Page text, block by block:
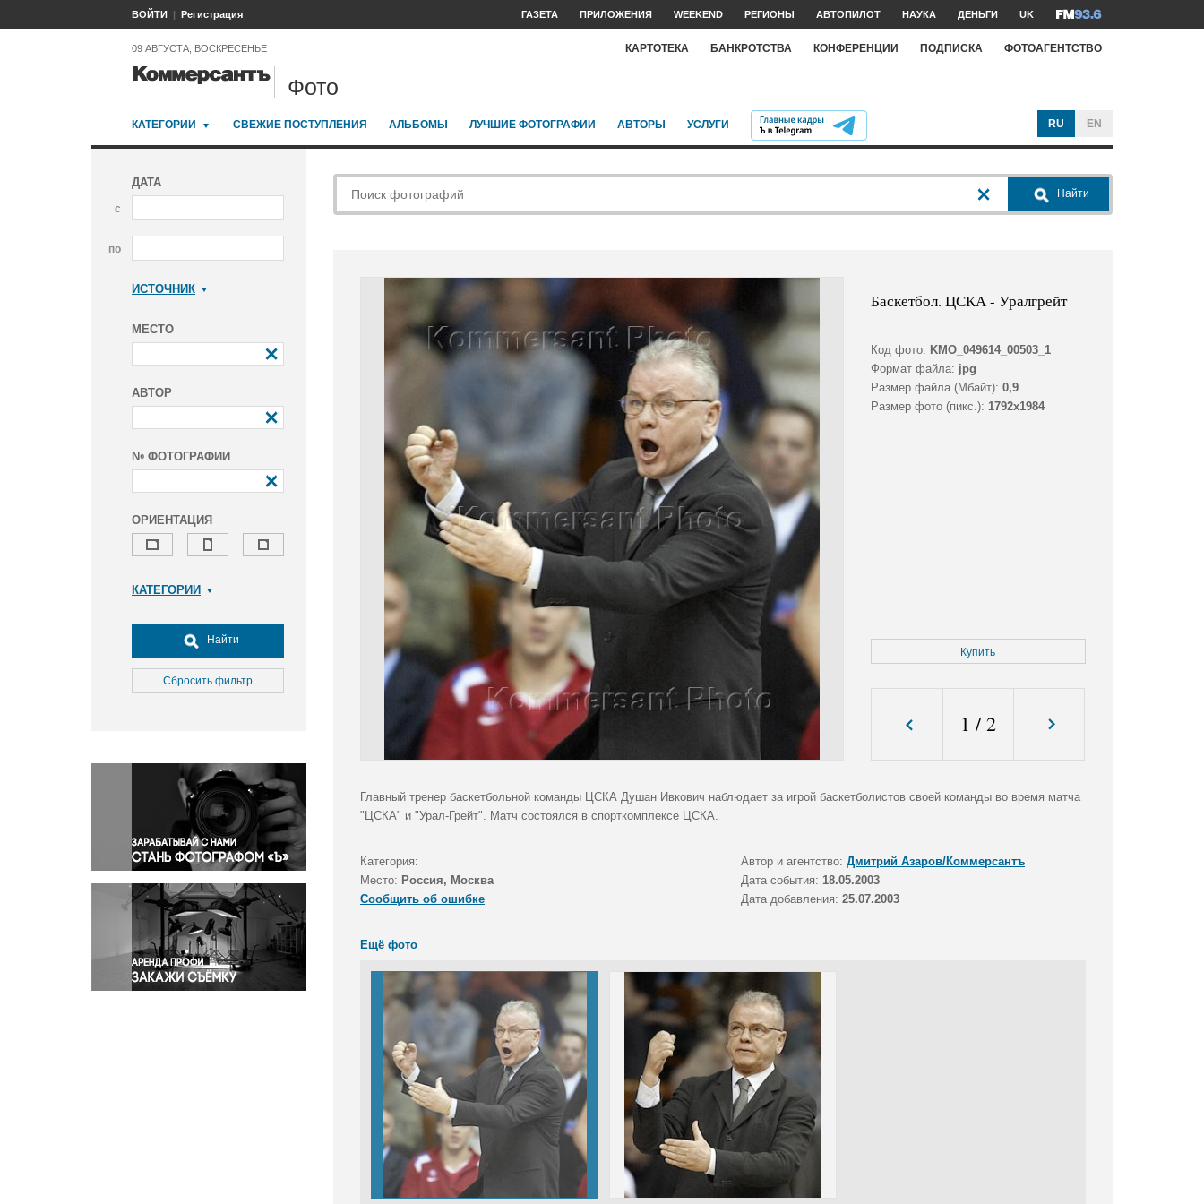
ВОЙТИ Регистрация ГАЗЕТА ПРИЛОЖЕНИЯ WEEKEND РЕГИОНЫ АВТОПИЛОТ НАУКА ДЕНЬГИ UK
09 АВГУСТА, ВОСКРЕСЕНЬЕ КАРТОТЕКА БАНКРОТСТВА КОНФЕРЕНЦИИ ПОДПИСКА ФОТОАГЕНТСТВО
Фото
КАТЕГОРИИ СВЕЖИЕ ПОСТУПЛЕНИЯ АЛЬБОМЫ ЛУЧШИЕ ФОТОГРАФИИ АВТОРЫ УСЛУГИ RU EN
ДАТА
с
по
ИСТОЧНИК
МЕСТО
АВТОР
№ ФОТОГРАФИИ
ОРИЕНТАЦИЯ
КАТЕГОРИИ
Досуг, туризм и отдых
Культура
Медицина
Окружающая среда
Политика
Правосудие
Происшествия и конфликты
Религия
Светская жизнь
Спорт
Экология
Экономика и бизнес
Найти
Сбросить фильтр
Найти
Баскетбол. ЦСКА - Уралгрейт
Код фото: KMO_049614_00503_1
Формат файла: jpg
Размер файла (Мбайт): 0,9
Размер фото (пикс.): 1792x1984
Купить
1 /2
Главный тренер баскетбольной команды ЦСКА Душан Ивкович наблюдает за игрой баскетболистов своей команды во время матча
"ЦСКА" и "Урал-Грейт". Матч состоялся в спорткомплексе ЦСКА.
Категория: Автор и агентство: Дмитрий Азаров/Коммерсантъ
Место: Россия, Москва Дата события: 18.05.2003
Сообщить об ошибке
Дата добавления: 25.07.2003
Ещё фото